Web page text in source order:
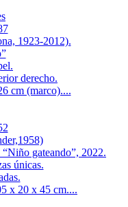
1923-2012).
derecho.
cm (marco)....
gateando”, 2022.
únicas.
x 20 x 45 cm....